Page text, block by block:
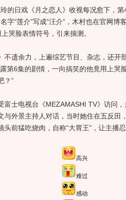
的日戏《月之恋人》收视每况愈下，
字“莲介”写成“汪介”，木村也在官网博
哭脸表情符号，引来揣测。
遗余力，上遍综艺节目、杂志，还开
第6集的剧情，一向搞笑的他竟用上哭
？”
士电视台《MEZAMASHI TV》访问，
与外景主持人对话，当时她住在五反田
前猛吃烧肉，自称“大胃王”，让主播忍
高兴
难过
感动